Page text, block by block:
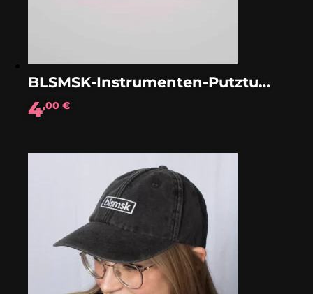
BLSMSK-Instrumenten-Putztuch
4,00€